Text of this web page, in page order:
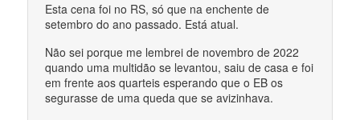
Esta cena foi no RS, só que na enchente de
setembro do ano passado. Está atual.
Não sei porque me lembrei de novembro de 2022
quando uma multidão se levantou, saiu de casa e foi
em frente aos quarteis esperando que o EB os
segurasse de uma queda que se avizinhava.